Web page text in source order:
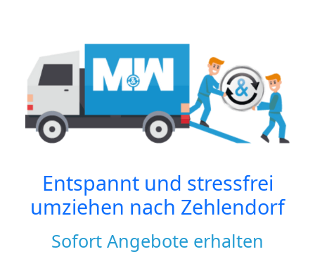
Entspannt und stressfrei
umziehen nach Zehlendorf
Sofort Angebote erhalten